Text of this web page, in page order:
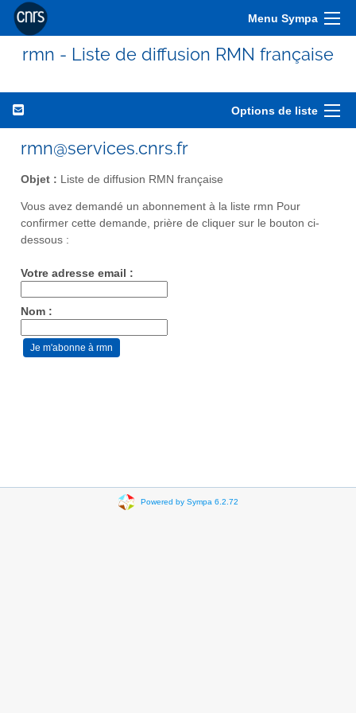
Menu Sympa
rmn - Liste de diffusion RMN française
Options de liste
rmn@services.cnrs.fr
Objet : Liste de diffusion RMN française
Vous avez demandé un abonnement à la liste rmn Pour
confirmer cette demande, prière de cliquer sur le bouton ci-
dessous :
Votre adresse email :
Nom :
Powered by Sympa 6.2.72